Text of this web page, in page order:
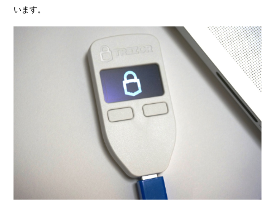
います。